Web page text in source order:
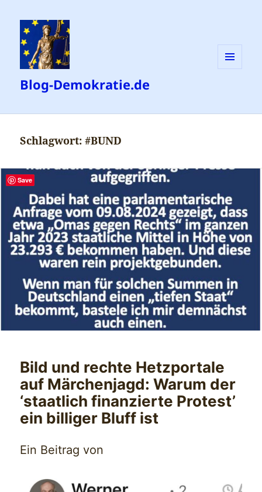
Blog-Demokratie.de
Schlagwort:#BUND
Bild und rechte Hetzportale
auf Märchenjagd: Warum der
‘staatlich finanzierte Protest’
ein billiger Bluff ist
Ein Beitrag von
Save